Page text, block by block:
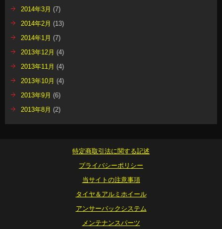
2014年3月 (7)
2014年2月 (13)
2014年1月 (7)
2013年12月 (4)
2013年11月 (4)
2013年10月 (4)
2013年9月 (6)
2013年8月 (2)
特定商取引法に関する記述
プライバシーポリシー
当サイトの注意事項
タイヤ＆アルミホイール
アンサーバックシステム
メンテナンスパーツ